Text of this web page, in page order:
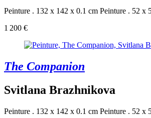
Peinture . 132 x 142 x 0.1 cm Peinture . 52 x
1 200 €
The Companion
Svitlana Brazhnikova
Peinture . 132 x 142 x 0.1 cm Peinture . 52 x